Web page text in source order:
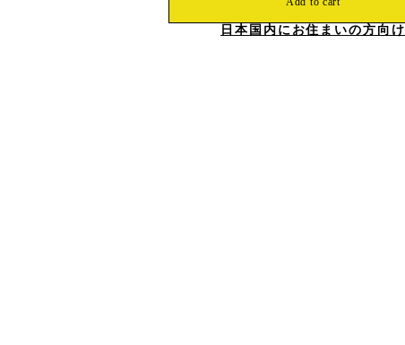
日本国内にお住まいの方向け